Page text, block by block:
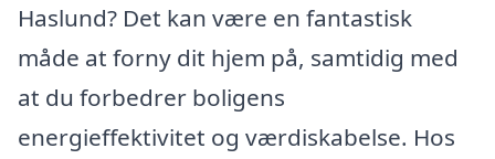
Haslund? Det kan være en fantastisk
måde at forny dit hjem på, samtidig med
at du forbedrer boligens
energieffektivitet og værdiskabelse. Hos